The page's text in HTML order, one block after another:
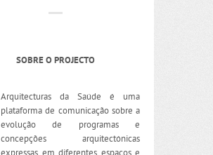
SOBRE O PROJECTO
Arquitecturas da Saúde é uma
plataforma de comunicação sobre a
evolução de programas e
concepções arquitectónicas